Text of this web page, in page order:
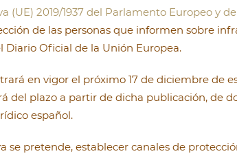
(UE) 2019/1937 del Parlamento Europeo y
de las personas que informen sobre
Diario Oficial de la Unión Europea.
en vigor el próximo 17 de diciembre de
del plazo a partir de dicha publicación, de
español.
se pretende, establecer canales de